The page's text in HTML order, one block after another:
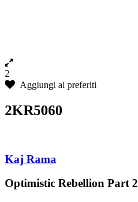
2
Aggiungi ai preferiti
2KR5060
Kaj Rama
Optimistic Rebellion Part 2